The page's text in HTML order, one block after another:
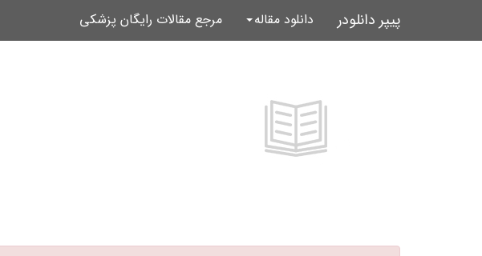
پیپر دانلودر دانلود مقاله مرجع مقالات رایگان پزشکی